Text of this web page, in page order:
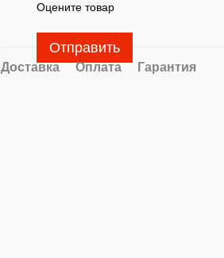
Оцените товар
Отправить
Доставка Оплата Гарантия